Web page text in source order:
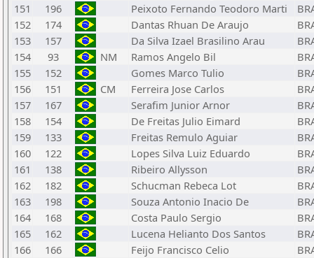
151
196 Peixoto Fernando Teodoro Marti
152
174 Dantas Rhuan De Araujo
153
157 Da Silva Izael Brasilino Arau
154
93 NM Ramos Angelo Bil
155
152 Gomes Marco Tulio
156
151 CM Ferreira Jose Carlos
157
167 Serafim Junior Arnor
158
154 De Freitas Julio Eimard
159
133 Freitas Remulo Aguiar
160
122 Lopes Silva Luiz Eduardo
161
138 Ribeiro Allysson
162
182 Schucman Rebeca Lot
163
198 Souza Antonio Inacio De
164
168 Costa Paulo Sergio
165
162 Lucena Helianto Dos Santos
166
166 Feijo Francisco Celio